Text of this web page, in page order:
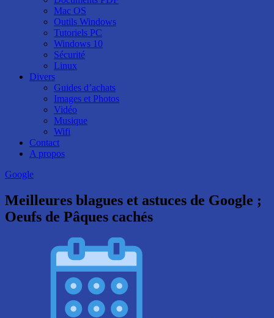
Mac OS
Outils Windows
Tutoriels PC
Windows 10
Sécurité
Linux
Divers
Guides d’achats
Images et Photos
Vidéo
Musique
Wifi
Contact
A propos
Google
Meilleures blagues et astuces de Google ;
Oeufs de Pâques cachés